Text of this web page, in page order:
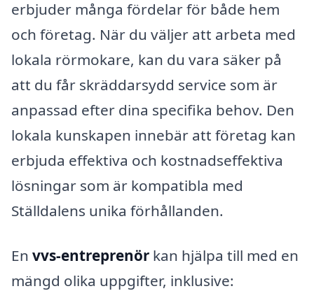
erbjuder många fördelar för både hem
och företag. När du väljer att arbeta med
lokala rörmokare, kan du vara säker på
att du får skräddarsydd service som är
anpassad efter dina specifika behov. Den
lokala kunskapen innebär att företag kan
erbjuda effektiva och kostnadseffektiva
lösningar som är kompatibla med
Ställdalens unika förhållanden.
En vvs-entreprenör kan hjälpa till med en
mängd olika uppgifter, inklusive: